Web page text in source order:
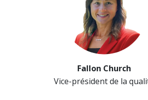
Fallon Church
Vice-président de la